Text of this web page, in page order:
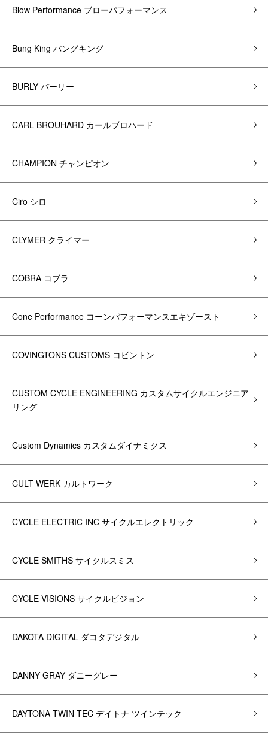
Blow Performance ブローパフォーマンス
Bung King バングキング
BURLY バーリー
CARL BROUHARD カールブロハード
CHAMPION チャンピオン
Ciro シロ
CLYMER クライマー
COBRA コブラ
Cone Performance コーンパフォーマンスエキゾースト
COVINGTONS CUSTOMS コビントン
CUSTOM CYCLE ENGINEERING カスタムサイクルエンジニア
リング
Custom Dynamics カスタムダイナミクス
CULT WERK カルトワーク
CYCLE ELECTRIC INC サイクルエレクトリック
CYCLE SMITHS サイクルスミス
CYCLE VISIONS サイクルビジョン
DAKOTA DIGITAL ダコタデジタル
DANNY GRAY ダニーグレー
DAYTONA TWIN TEC デイトナ ツインテック